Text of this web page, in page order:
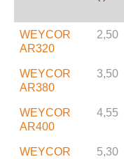
WEYCOR
AR320
2,50
WEYCOR
AR380
3,50
WEYCOR
AR400
4,55
WEYCOR
5,30